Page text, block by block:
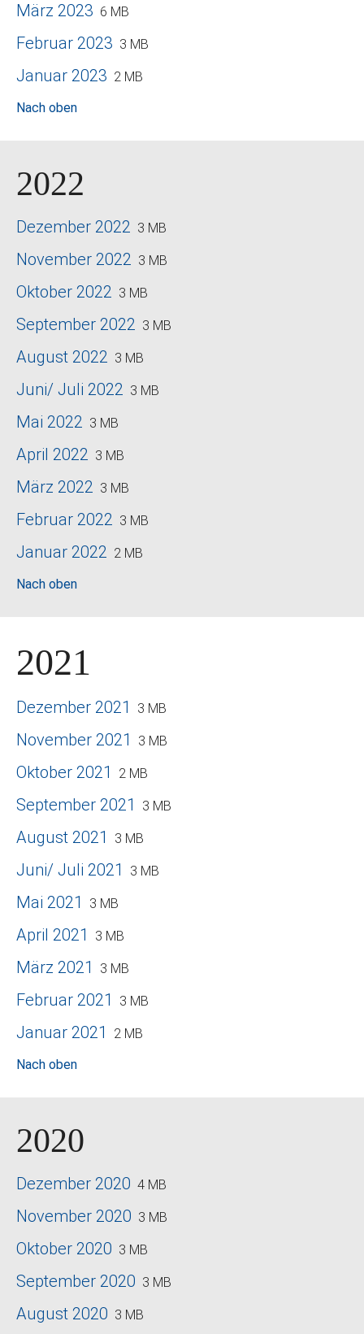
März 2023 6 MB
Februar 2023 3 MB
Januar 2023 2 MB
Nach oben
2022
Dezember 2022 3 MB
November 2022 3 MB
Oktober 2022 3 MB
September 2022 3 MB
August 2022 3 MB
Juni/ Juli 2022 3 MB
Mai 2022 3 MB
April 2022 3 MB
März 2022 3 MB
Februar 2022 3 MB
Januar 2022 2 MB
Nach oben
2021
Dezember 2021 3 MB
November 2021 3 MB
Oktober 2021 2 MB
September 2021 3 MB
August 2021 3 MB
Juni/ Juli 2021 3 MB
Mai 2021 3 MB
April 2021 3 MB
März 2021 3 MB
Februar 2021 3 MB
Januar 2021
2 MB
Nach oben
2020
Dezember 2020 4 MB
November 2020 3 MB
Oktober 2020 3 MB
September 2020 3 MB
August 2020 3 MB